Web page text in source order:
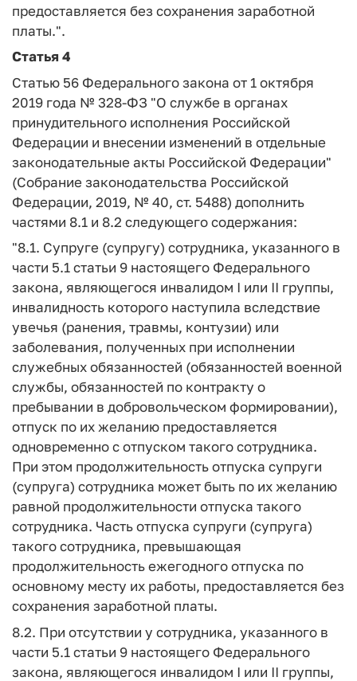
предоставляется без сохранения заработной
платы.".
Статья 4
Статью 56 Федерального закона от 1 октября
2019 года № 328-ФЗ "О службе в органах
принудительного исполнения Российской
Федерации и внесении изменений в отдельные
законодательные акты Российской Федерации"
(Собрание законодательства Российской
Федерации, 2019, № 40, ст. 5488) дополнить
частями 8.1 и 8.2 следующего содержания:
"8.1. Супруге (супругу) сотрудника, указанного в
части 5.1 статьи 9 настоящего Федерального
закона, являющегося инвалидом I или II группы,
инвалидность которого наступила вследствие
увечья (ранения, травмы, контузии) или
заболевания, полученных при исполнении
служебных обязанностей (обязанностей военной
службы, обязанностей по контракту о
пребывании в добровольческом формировании),
отпуск по их желанию предоставляется
одновременно с отпуском такого сотрудника.
При этом продолжительность отпуска супруги
(супруга) сотрудника может быть по их желанию
равной продолжительности отпуска такого
сотрудника. Часть отпуска супруги (супруга)
такого сотрудника, превышающая
продолжительность ежегодного отпуска по
основному месту их работы, предоставляется без
сохранения заработной платы.
8.2. При отсутствии у сотрудника, указанного в
части 5.1 статьи 9 настоящего Федерального
закона, являющегося инвалидом I или II группы,